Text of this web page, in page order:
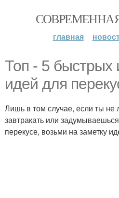
главная
Топ - 5 быстрых
идей для
Лишь в том случае, если ты
завтракать или
перекусе, возьми на заметку